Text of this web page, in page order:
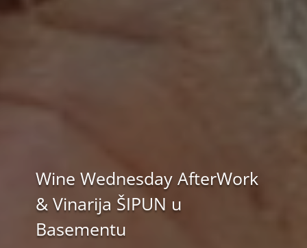
Wine Wednesday AfterWork
& Vinarija ŠIPUN u
Basementu